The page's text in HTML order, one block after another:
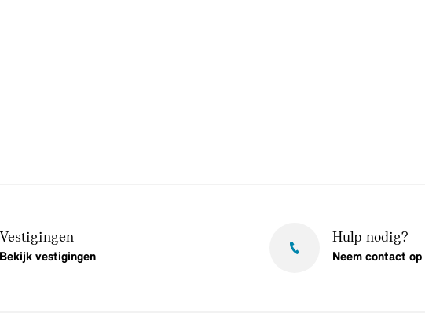
Vestigingen
Bekijk vestigingen
Hulp nodig?
Neem contact op